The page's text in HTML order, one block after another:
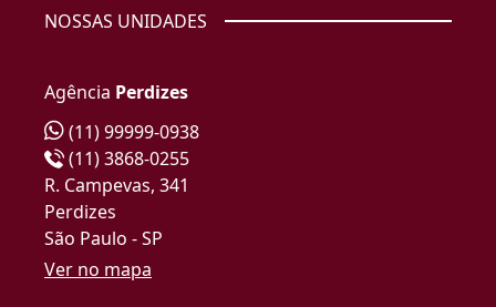
NOSSAS UNIDADES
Agência Perdizes
(11) 99999-0938
(11) 3868-0255
R. Campevas, 341
Perdizes
São Paulo - SP
Ver no mapa